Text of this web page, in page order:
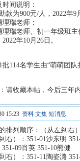
间说明：
款为900元/人，2022年
瑞老师；
理瑞老师、初一年级班
年10月26日。
批114名学生由“萌萌团队
请收藏本帖，今后三年
15:23 资料 文集 短消息
排列顺序：（从左到右
右）：351-01沙东明
09肖英 351-10熊健
右）：351-11陶姿潞